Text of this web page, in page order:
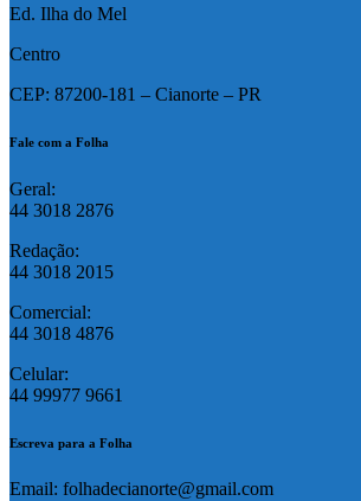
Ed. Ilha do Mel
Centro
CEP: 87200-181 – Cianorte – PR
Fale com a Folha
Geral:
44 3018 2876
Redação:
44 3018 2015
Comercial:
44 3018 4876
Celular:
44 99977 9661
Escreva para a Folha
Email: folhadecianorte@gmail.com